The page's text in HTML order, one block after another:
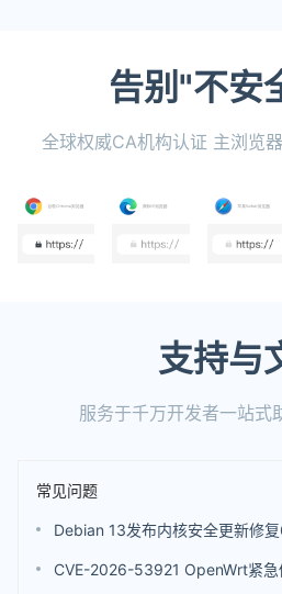
告别"不安
全球权威CA机构认证 主浏览
支持与
服务于千万开发者一站式
常见问题